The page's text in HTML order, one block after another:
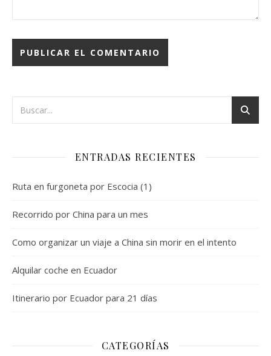
ENTRADAS RECIENTES
Ruta en furgoneta por Escocia (1)
Recorrido por China para un mes
Como organizar un viaje a China sin morir en el intento
Alquilar coche en Ecuador
Itinerario por Ecuador para 21 días
CATEGORÍAS